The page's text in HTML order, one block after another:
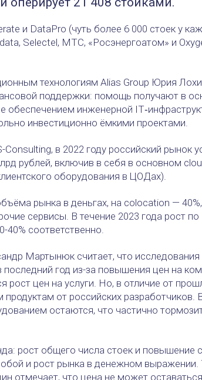
и DataPro (чуть более 6 000 стоек у
Selectel, МТС, «Росэнергоатом» и
технологиям Alias Group Юрия
поддержки: помощь получают в
обеспечением инженерной
инвестиционно ёмкими проектами.
в 2022 году российский рынок
рублей, включив в себя в основном
оборудования в ЦОДах).
рынка в деньгах, на colocation —
сервисы. В течение 2023 года рост
соответственно.
Мартынюк считает, что исследования
последний год из-за повышения цен на
рост цен на услуги. Но, в отличие от
продуктам от российских
остаются, что частично
рост общего числа стоек и повышение
и рост рынка в денежном выражении.
отмечает, что цена не может